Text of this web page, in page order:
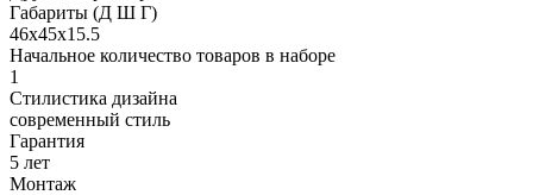
Габариты (Д Ш Г)
46х45х15.5
Начальное количество товаров в наборе
1
Стилистика дизайна
современный стиль
Гарантия
5 лет
Монтаж